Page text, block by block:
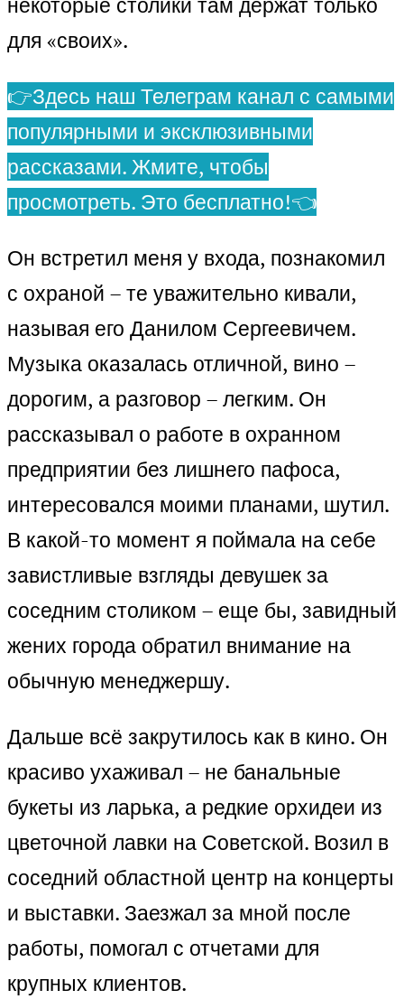
для «своих».
👉Здесь наш Телеграм канал с самыми
популярными и эксклюзивными
рассказами. Жмите, чтобы
просмотреть. Это бесплатно!👈
Он встретил меня у входа, познакомил
с охраной – те уважительно кивали,
называя его Данилом Сергеевичем.
Музыка оказалась отличной, вино –
дорогим, а разговор – легким. Он
рассказывал о работе в охранном
предприятии без лишнего пафоса,
интересовался моими планами, шутил.
В какой-то момент я поймала на себе
завистливые взгляды девушек за
соседним столиком – еще бы, завидный
жених города обратил внимание на
обычную менеджершу.
Дальше всё закрутилось как в кино. Он
красиво ухаживал – не банальные
букеты из ларька, а редкие орхидеи из
цветочной лавки на Советской. Возил в
соседний областной центр на концерты
и выставки. Заезжал за мной после
работы, помогал с отчетами для
крупных клиентов.